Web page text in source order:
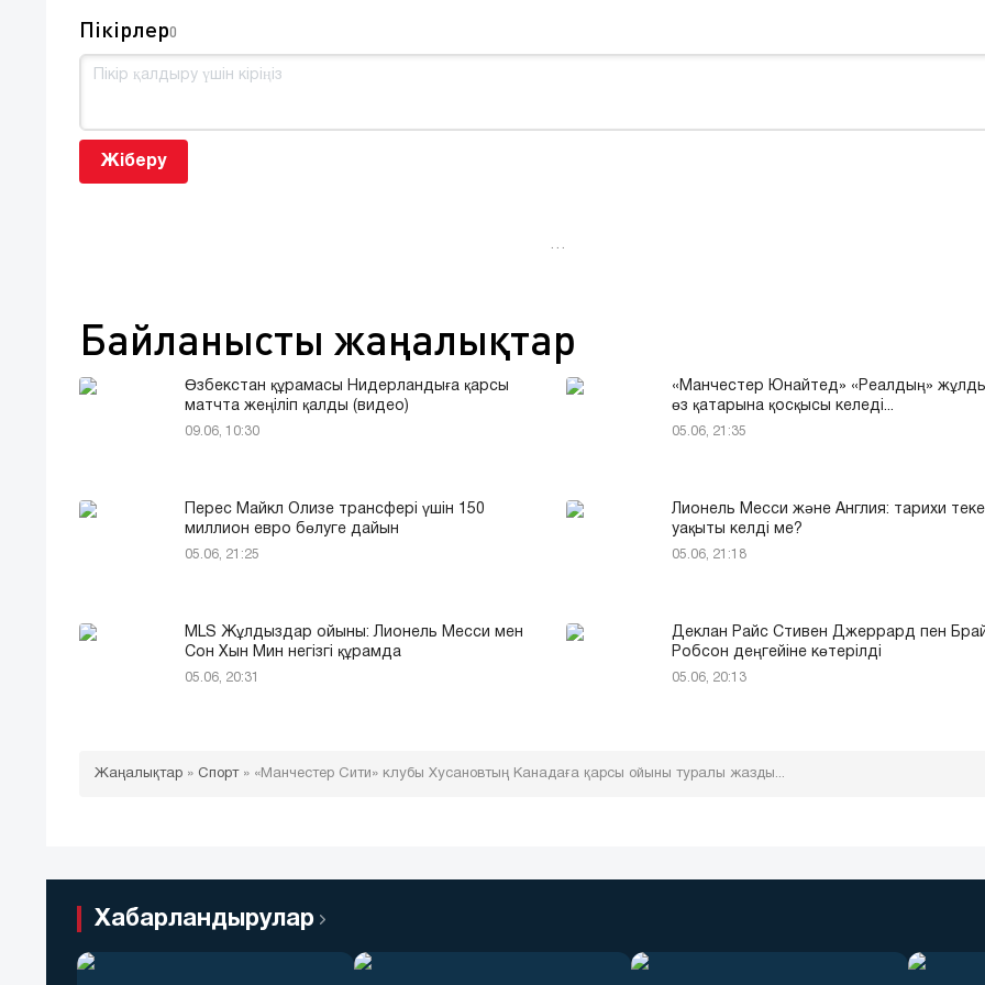
Пікірлер0
Жіберу
…
Байланысты жаңалықтар
Өзбекстан құрамасы Нидерландыға қарсы
матчта жеңіліп қалды (видео)
09.06, 10:30
«Манчестер Юнайтед» «Реалдың»
өз қатарына қосқысы келеді...
05.06, 21:35
Перес Майкл Олизе трансфері үшін 150
миллион евро бөлуге дайын
05.06, 21:25
Лионель Месси және Англия: тарихи
уақыты келді ме?
05.06, 21:18
MLS Жұлдыздар ойыны: Лионель Месси мен
Сон Хын Мин негізгі құрамда
05.06, 20:31
Деклан Райс Стивен Джеррард пен
Робсон деңгейіне көтерілді
05.06, 20:13
Жаңалықтар » Спорт» «Манчестер Сити» клубы Хусановтың Канадаға қарсы ойыны туралы жазды...
Хабарландырулар